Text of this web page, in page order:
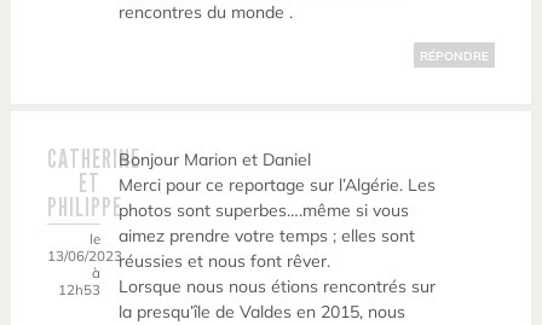
rencontres du monde .
RÉPONDRE
CATHERINE
ET
PHILIPPE
le
13/06/2023
à
12h53
Bonjour Marion et Daniel
Merci pour ce reportage sur l’Algérie. Les
photos sont superbes….même si vous
aimez prendre votre temps ; elles sont
réussies et nous font rêver.
Lorsque nous nous étions rencontrés sur
la presqu’île de Valdes en 2015, nous